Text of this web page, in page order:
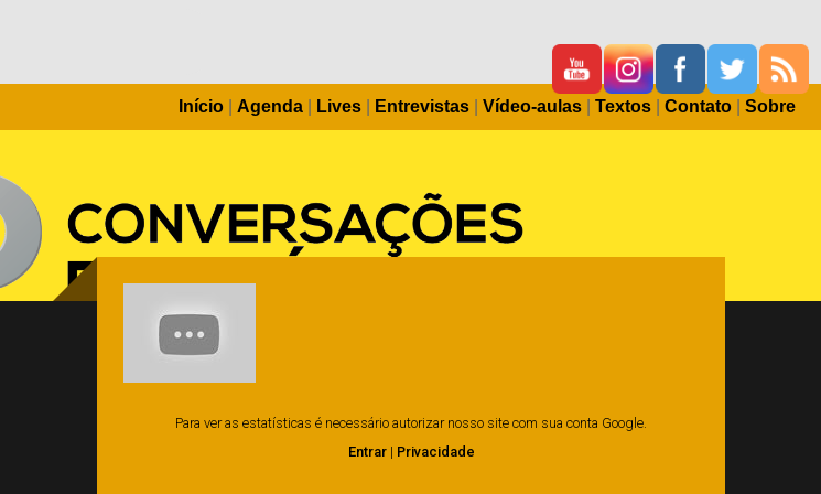
Início Agenda Lives Entrevistas Vídeo-aulas Textos Contato Sobre
Para ver as estatísticas é necessário autorizar nosso site com sua conta Google.
Entrar| Privacidade